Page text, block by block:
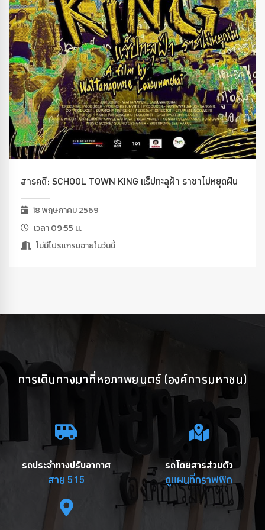
สารคดี: SCHOOL TOWN KING แร็ปทะลุฝ้า ราชาไม่หยุดฝัน
18 พฤษภาคม 2569
เวลา 09:55 น.
ไม่มีโปรแกรมฉายในวันนี้
การเดินทางมาที่หอภาพยนตร์ (องค์การมหาชน)
รถประจำทางปรับอากาศ
สาย 515
รถโดยสารส่วนตัว
ดูแผนที่กราฟฟิก